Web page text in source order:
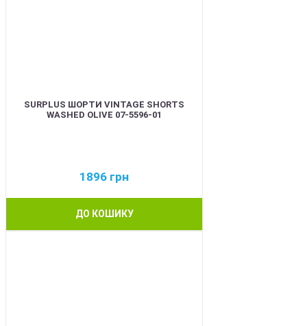
SURPLUS ШОРТИ VINTAGE SHORTS
WASHED OLIVE 07-5596-01
1896 грн
ДО КОШИКУ